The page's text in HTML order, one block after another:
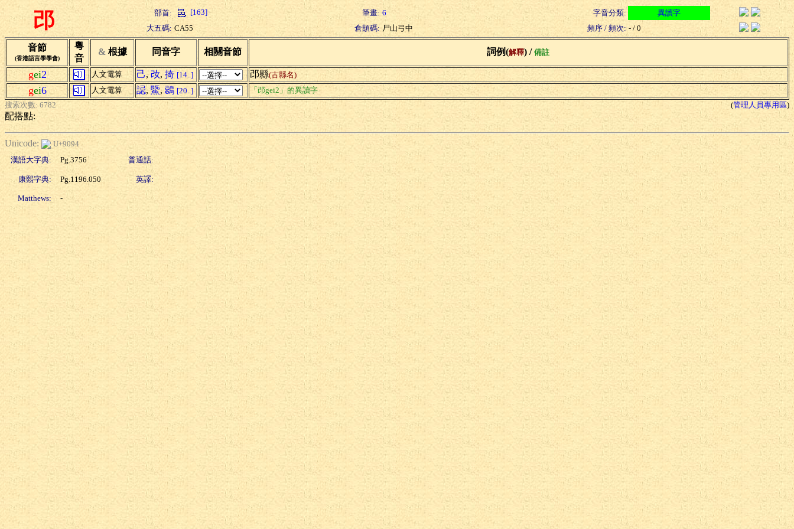
邔 部首: [163] 筆畫: 6 字音分類:
異讀字
大五碼: CA55 倉頡碼: 尸山弓中 頻序 / 頻次: - / 0
音節
(香港語言學學會)
粵
音
& 根據 同音字 相關音節 詞例(解釋) / 備註
gei2 人文電算 己, 妀, 掎 [14..] 邔縣(古縣名)
gei6 人文電算 誋, 鱀, 鵋 [20..]
「邔gei2」的異讀字
搜索次數: 6782
(管理人員專用區)
配搭點:
Unicode:
U+9094
漢語大字典:
Pg.3756 普通話:
康熙字典: Pg.1196.050 英譯:
Matthews: -